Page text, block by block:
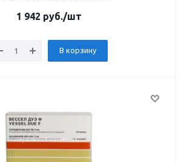
1 942 руб./шт
В корзину